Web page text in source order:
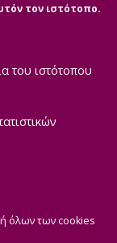
τον ιστότοπο.
του ιστότοπου
όλων των cookies